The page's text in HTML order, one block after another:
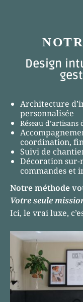
Design
Architecture
personnalisée
Réseau
coordination,
Suivi de
Décoration sur-
commandes et
Notre méthode
Votre seule
Ici, le vrai luxe,